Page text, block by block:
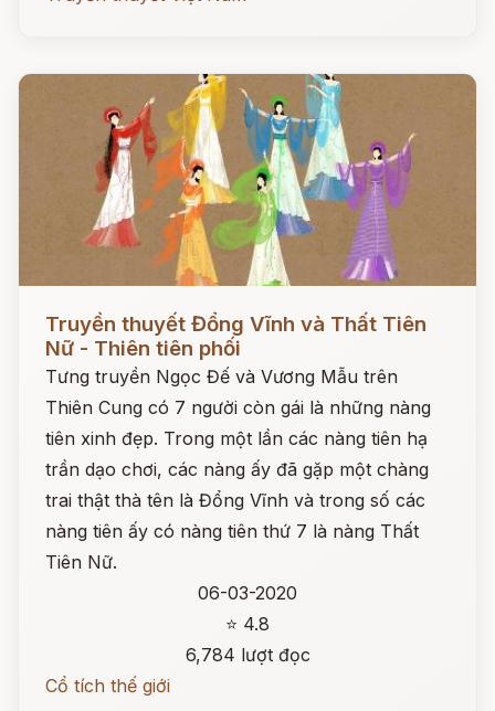
Đọc ngay
Truyền thuyết Đổng Vĩnh và Thất Tiên
Nữ - Thiên tiên phối
Tưng truyền Ngọc Đế và Vương Mẫu trên
Thiên Cung có 7 người còn gái là những nàng
tiên xinh đẹp. Trong một lần các nàng tiên hạ
trần dạo chơi, các nàng ấy đã gặp một chàng
trai thật thà tên là Đổng Vĩnh và trong số các
nàng tiên ấy có nàng tiên thứ 7 là nàng Thất
Tiên Nữ.
06-03-2020
⭐ 4.8
6,784 lượt đọc
Cổ tích thế giới